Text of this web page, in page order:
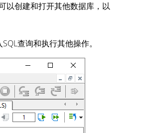
以创建和打开其他数据库，以
查询和执行其他操作。